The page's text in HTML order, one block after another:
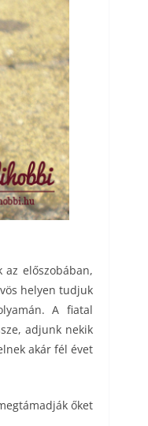
az előszobában,
helyen tudjuk
A fiatal
adjunk nekik
akár fél évet
őket